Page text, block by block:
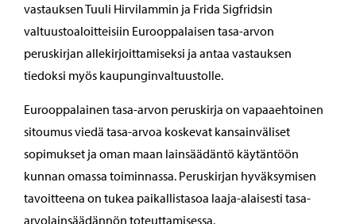
vastauksen Tuuli Hirvilammin ja Frida Sigfridsin
valtuustoaloitteisiin Eurooppalaisen tasa-arvon
peruskirjan allekirjoittamiseksi ja antaa vastauksen
tiedoksi myös kaupunginvaltuustolle.
Eurooppalainen tasa-arvon peruskirja on vapaaehtoinen
sitoumus viedä tasa-arvoa koskevat kansainväliset
sopimukset ja oman maan lainsäädäntö käytäntöön
kunnan omassa toiminnassa. Peruskirjan hyväksymisen
tavoitteena on tukea paikallistasoa laaja-alaisesti tasa-
arvolainsäädännön toteuttamisessa.